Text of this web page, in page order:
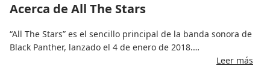
Acerca de All The Stars
“All The Stars” es el sencillo principal de la banda sonora de
Black Panther, lanzado el 4 de enero de 2018.
Leer más